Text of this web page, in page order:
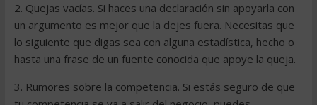
2. Quejas vacías. Si haces una declaración sin apoyarla con
un argumento es mejor que la dejes fuera. Necesitas que
lo siguiente que digas sea con alguna estadística, hecho o
hasta una frase de un fuente conocida que apoye la queja.
3. Rumores sobre la competencia. Si estás seguro de que